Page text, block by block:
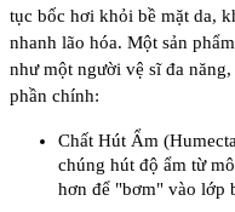
tục bốc hơi khỏi bề mặt da,
nhanh lão hóa. Một sản
như một người vệ sĩ đa
phần chính:
Chất Hút Ẩm
chúng hút độ ẩm từ
hơn để "bơm" vào lớp